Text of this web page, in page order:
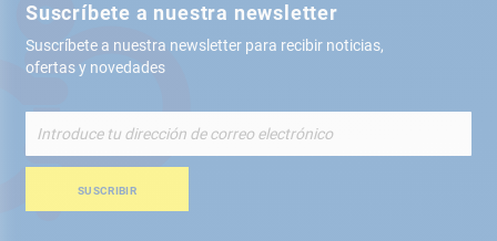
Suscríbete a nuestra newsletter
Suscríbete a nuestra newsletter para recibir noticias,
ofertas y novedades
nuestro
de
SUSCRIBIR